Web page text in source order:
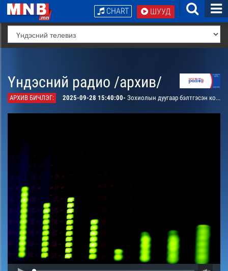
ШУУД
CHART
Үндэсний радио /архив/
АРХИВ БИЧЛЭГ: 2025-09-28 15:40:00- Зохиолын дуугаар бэлтгэсэн концерт